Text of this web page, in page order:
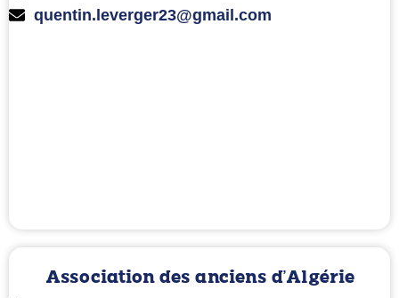
quentin.leverger23@gmail.com
Association des anciens d'Algérie